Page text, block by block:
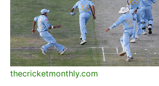
thecricketmonthly.com